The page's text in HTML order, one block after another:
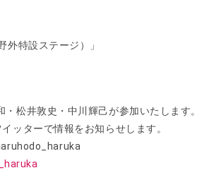
特設ステージ）」
松井敦史・中川輝己が参加いたします。
ッターで情報をお知らせします。